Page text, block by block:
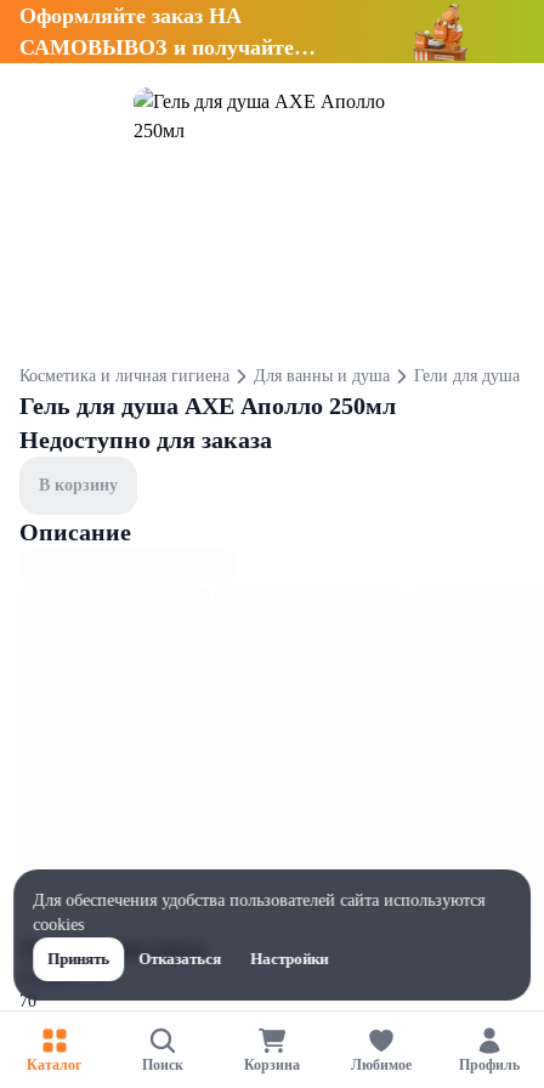
Оформляйте заказ НА
САМОВЫВОЗ и получайте
Косметика и личная гигиена Для ванны и душа Гели для душа
Гель для душа AXE Аполло 250мл
Недоступно для заказа
В корзину
Описание
Характеристики
Ширина, мм
70
Высота, мм
165
Каталог Поиск Корзина Любимое Профиль
Для обеспечения удобства пользователей сайта используются
cookies
Принять
Отказаться Настройки